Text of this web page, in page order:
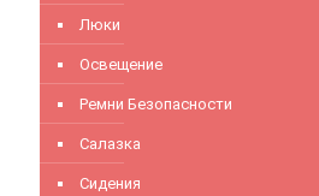
Люки
Освещение
Ремни Безопасности
Салазка
Сидения